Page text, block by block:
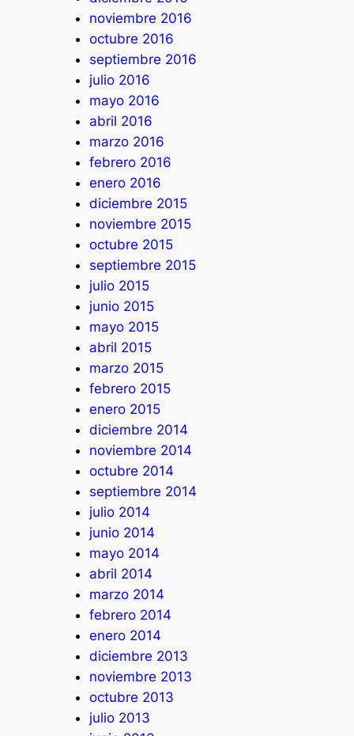
noviembre 2016
octubre 2016
septiembre 2016
julio 2016
mayo 2016
abril 2016
marzo 2016
febrero 2016
enero 2016
diciembre 2015
noviembre 2015
octubre 2015
septiembre 2015
julio 2015
junio 2015
mayo 2015
abril 2015
marzo 2015
febrero 2015
enero 2015
diciembre 2014
noviembre 2014
octubre 2014
septiembre 2014
julio 2014
junio 2014
mayo 2014
abril 2014
marzo 2014
febrero 2014
enero 2014
diciembre 2013
noviembre 2013
octubre 2013
julio 2013